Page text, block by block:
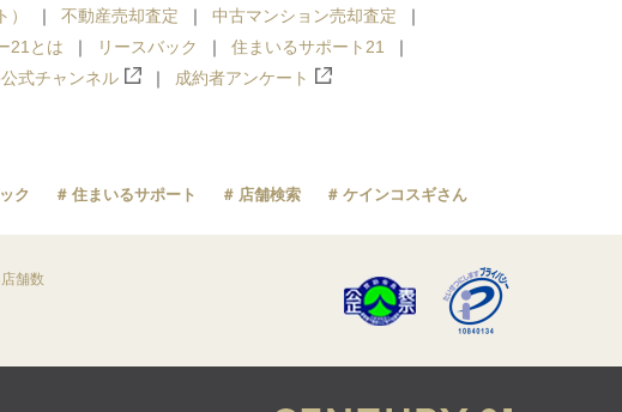
不動産売却査定
中古マンション売却査定
21とは リースバック
住まいるサポート21
式チャンネル 成約者アンケート
ク 住まいるサポート 店舗検索 ケインコスギさん
舗数